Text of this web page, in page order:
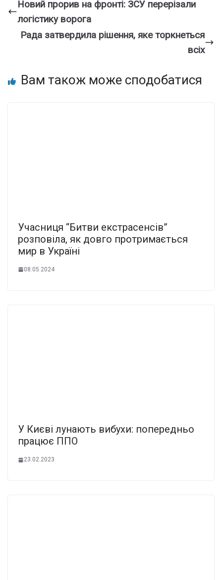
Новий прорив на фронті: ЗСУ перерізали
логістику ворога
Рада затвердила рішення, яке торкнеться
всіх
Вам також може сподобатися
Учасниця “Битви екстрасенсів”
розповіла, як довго протримається
мир в Україні
08.05.2024
У Києві лунають вибухи: попередньо
працює ППО
23.02.2023